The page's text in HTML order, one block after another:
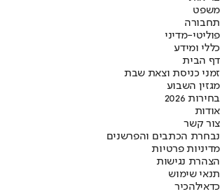
משפט
תחבורה
פוליטי-מדיני
כללי ומידע
דף הבית
זמני כניסת וצאת שבת
מגזין השבוע
בחירות 2026
אודות
צור קשר
נבחרת הכתבים והפרשנים
מדיניות פרטיות
הצהרת נגישות
תנאי שימוש
כדאילהכיר